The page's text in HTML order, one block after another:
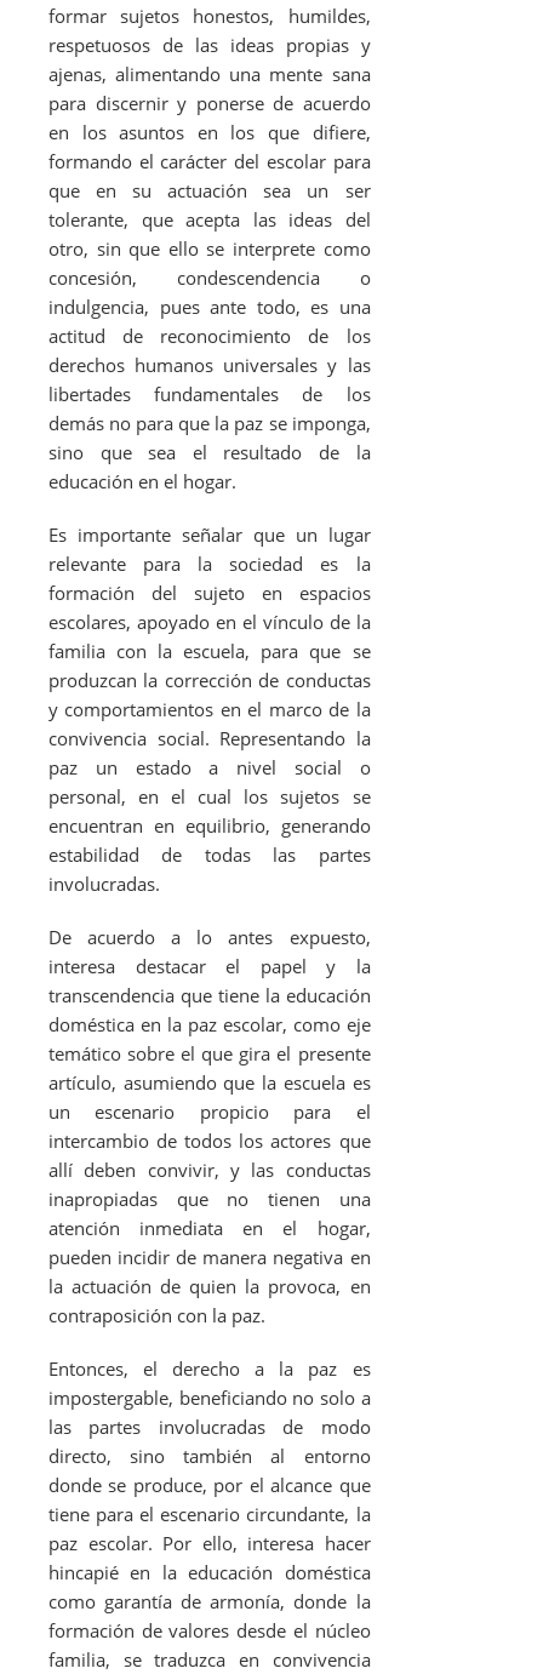
formar sujetos honestos, humildes,
respetuosos de las ideas propias y
ajenas, alimentando una mente sana
para discernir y ponerse de acuerdo
en los asuntos en los que difiere,
formando el carácter del escolar para
que en su actuación sea un ser
tolerante, que acepta las ideas del
otro, sin que ello se interprete como
concesión, condescendencia o
indulgencia, pues ante todo, es una
actitud de reconocimiento de los
derechos humanos universales y las
libertades fundamentales de los
demás no para que la paz se imponga,
sino que sea el resultado de la
educación en el hogar.
Es importante señalar que un lugar
relevante para la sociedad es la
formación del sujeto en espacios
escolares, apoyado en el vínculo de la
familia con la escuela, para que se
produzcan la corrección de conductas
y comportamientos en el marco de la
convivencia social. Representando la
paz un estado a nivel social o
personal, en el cual los sujetos se
encuentran en equilibrio, generando
estabilidad de todas las partes
involucradas.
De acuerdo a lo antes expuesto,
interesa destacar el papel y la
transcendencia que tiene la educación
doméstica en la paz escolar, como eje
temático sobre el que gira el presente
artículo, asumiendo que la escuela es
un escenario propicio para el
intercambio de todos los actores que
allí deben convivir, y las conductas
inapropiadas que no tienen una
atención inmediata en el hogar,
pueden incidir de manera negativa en
la actuación de quien la provoca, en
contraposición con la paz.
Entonces, el derecho a la paz es
impostergable, beneficiando no solo a
las partes involucradas de modo
directo, sino también al entorno
donde se produce, por el alcance que
tiene para el escenario circundante, la
paz escolar. Por ello, interesa hacer
hincapié en la educación doméstica
como garantía de armonía, donde la
formación de valores desde el núcleo
familia, se traduzca en convivencia